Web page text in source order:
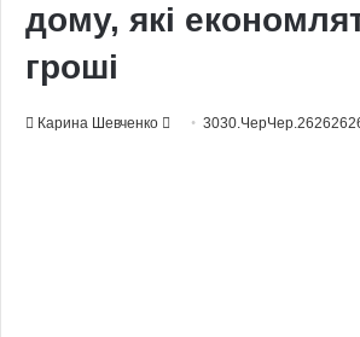
дому, які
гроші
Карина Шевченко
Send